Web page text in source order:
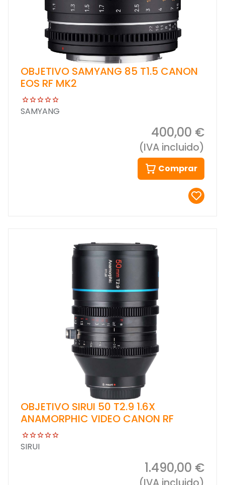
OBJETIVO SAMYANG 85 T1.5 CANON
EOS RF MK2
SAMYANG
400,00 €
(IVA incluido)
Comprar
OBJETIVO SIRUI 50 T2.9 1.6X
ANAMORPHIC VIDEO CANON RF
SIRUI
1.490,00 €